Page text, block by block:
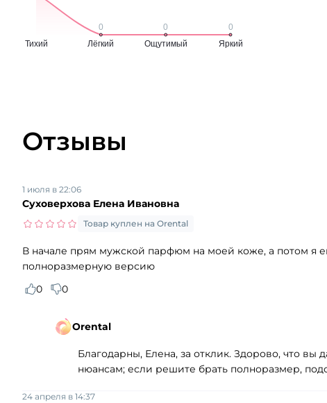
Отзывы
Суховерхова Елена Ивановна
1 июля в 22:06
Товар куплен на Orental
В начале прям мужской парфюм на моей коже, а потом я
полноразмерную версию
0
0
Orental
Благодарны, Елена, за отклик. Здорово, что
нюансам; если решите брать полноразмер,
24 апреля в 14:37